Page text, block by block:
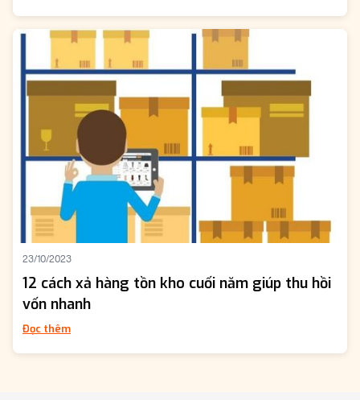
23/10/2023
12 cách xả hàng tồn kho cuối năm giúp thu hồi
vốn nhanh
Đọc thêm